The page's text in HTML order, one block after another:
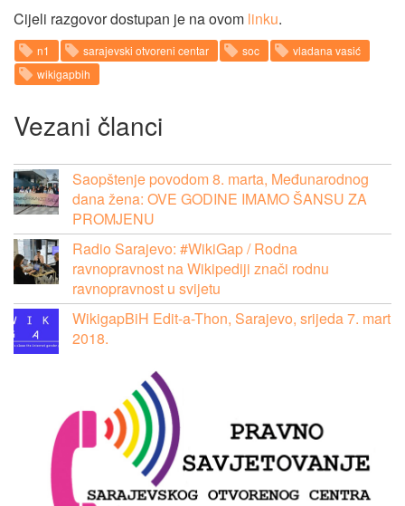
Cijeli razgovor dostupan je na ovom linku.
n1 sarajevski otvoreni centar soc
vladana vasić
wikigapbih
Vezani članci
Saopštenje povodom 8. marta, Međunarodnog
dana žena: OVE GODINE IMAMO ŠANSU ZA
PROMJENU
Radio Sarajevo: #WikiGap / Rodna
ravnopravnost na Wikipediji znači rodnu
ravnopravnost u svijetu
WikigapBiH Edit-a-Thon, Sarajevo, srijeda 7. mart
2018.